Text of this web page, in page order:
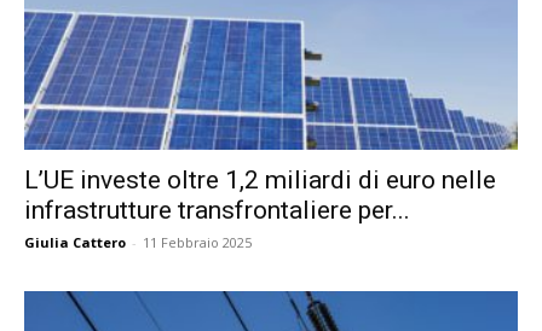
L’UE investe oltre 1,2 miliardi di euro nelle
infrastrutture transfrontaliere per...
Giulia Cattero - 11 Febbraio 2025